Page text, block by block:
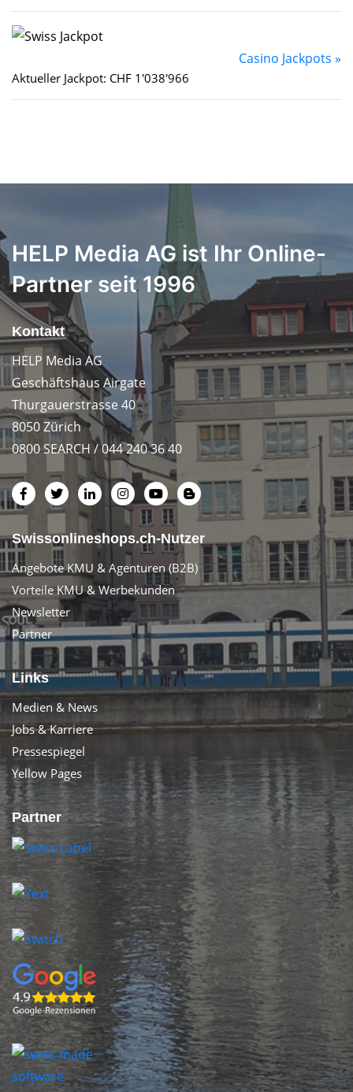
Casino Jackpots »
Aktueller Jackpot: CHF 1'038'966
HELP Media AG ist Ihr Online-
Partner seit 1996
Kontakt
HELP Media AG
Geschäftshaus Airgate
Thurgauerstrasse 40
8050 Zürich
0800 SEARCH / 044 240 36 40
Swissonlineshops.ch-Nutzer
Angebote KMU & Agenturen (B2B)
Vorteile KMU & Werbekunden
Newsletter
Partner
Links
Medien & News
Jobs & Karriere
Pressespiegel
Yellow Pages
Partner